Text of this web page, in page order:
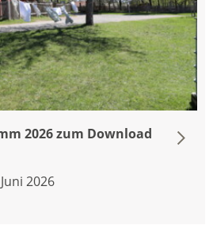
2026 zum Download
2026